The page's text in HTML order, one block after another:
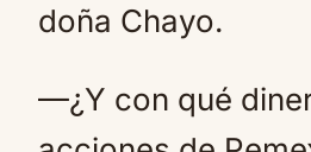
doña Chayo.
—¿Y con qué